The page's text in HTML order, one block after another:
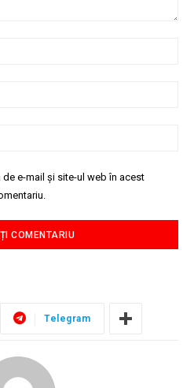
de e-mail și site-ul web în acest
Telegram